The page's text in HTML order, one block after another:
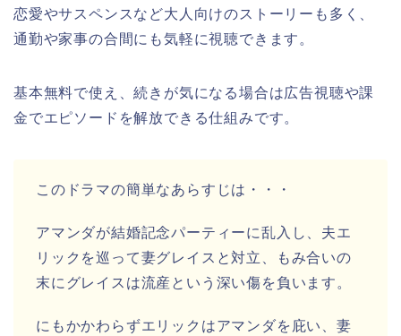
恋愛やサスペンスなど大人向けのストーリーも多く、
通勤や家事の合間にも気軽に視聴できます。
基本無料で使え、続きが気になる場合は広告視聴や課
金でエピソードを解放できる仕組みです。
このドラマの簡単なあらすじは・・・
アマンダが結婚記念パーティーに乱入し、夫エ
リックを巡って妻グレイスと対立、もみ合いの
末にグレイスは流産という深い傷を負います。
にもかかわらずエリックはアマンダを庇い、妻